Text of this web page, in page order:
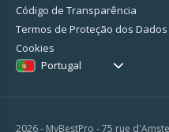
Código de Transparência
Termos de Proteção dos
Cookies
Portugal
2026 - MyBestPro - 75 rue